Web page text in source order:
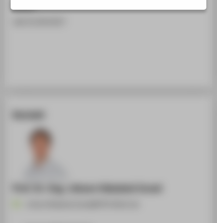
Kontakt
Prof. Dr.-Ing. Johann Habakuk Israel
STUDIENINTERESSIERTE